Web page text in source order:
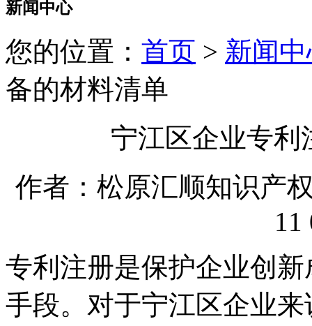
新闻中心
您的位置： 首页 > 新闻
备的材料清单
宁江区企业专利
作者：松原汇顺知识产
11
专利注册是保护企业创
手段。对于宁江区企业